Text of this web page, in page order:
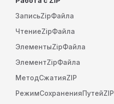
ЗаписьZipФайла
ЧтениеZipФайла
ЭлементыZipФайла
ЭлементZipФайла
МетодСжатияZIP
РежимСохраненияПутейZIP